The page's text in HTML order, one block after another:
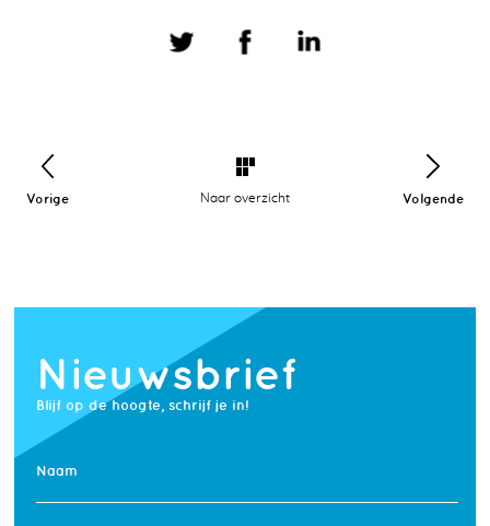
Vorige Naar overzicht Volgende
Nieuwsbrief
Blijf op de hoogte, schrijf je in!
Naam